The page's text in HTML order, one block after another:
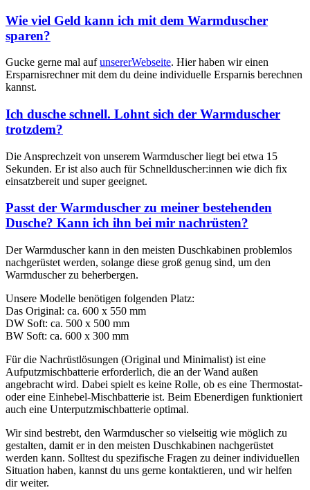
Wie viel Geld kann ich mit dem Warmduscher
sparen?
Gucke gerne mal aufunsererWebseite. Hier haben wir einen
Ersparnisrechner mit dem du deine individuelle Ersparnis berechnen
kannst.
Ich dusche schnell. Lohnt sich der Warmduscher
trotzdem?
Die Ansprechzeit von unserem Warmduscher liegt bei etwa 15
Sekunden. Er ist also auch für Schnellduscher:innen wie dich fix
einsatzbereit und super geeignet.
Passt der Warmduscher zu meiner bestehenden
Dusche? Kann ich ihn bei mir nachrüsten?
Der Warmduscher kann in den meisten Duschkabinen problemlos
nachgerüstet werden, solange diese groß genug sind, um den
Warmduscher zu beherbergen.
Unsere Modelle benötigen folgenden Platz:
Das Original: ca. 600 x 550 mm
DW Soft: ca. 500 x 500 mm
BW Soft: ca. 600 x 300 mm
Für die Nachrüstlösungen (Original und Minimalist) ist eine
Aufputzmischbatterie erforderlich, die an der Wand außen
angebracht wird. Dabei spielt es keine Rolle, ob es eine Thermostat-
oder eine Einhebel-Mischbatterie ist. Beim Ebenerdigen funktioniert
auch eine Unterputzmischbatterie optimal.
Wir sind bestrebt, den Warmduscher so vielseitig wie möglich zu
gestalten, damit er in den meisten Duschkabinen nachgerüstet
werden kann. Solltest du spezifische Fragen zu deiner individuellen
Situation haben, kannst du uns gerne kontaktieren, und wir helfen
dir weiter.